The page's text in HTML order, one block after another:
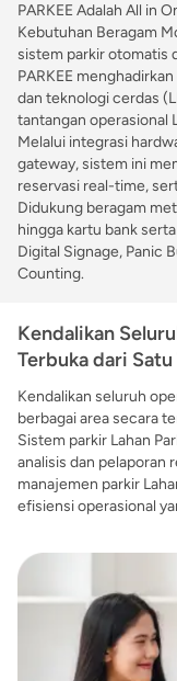
PARKEE Adalah All in
Kebutuhan Beragam
sistem parkir otomatis
PARKEE
dan teknologi cerdas
tantangan operasional
Melalui integrasi
gateway, sistem ini
reservasi real-time,
Didukung beragam
hingga kartu bank
Digital Signage, Panic
Counting.
Kendalikan
Terbuka dari
Kendalikan seluruh
berbagai area secara
Sistem parkir Lahan
analisis dan pelaporan
manajemen parkir
efisiensi operasional